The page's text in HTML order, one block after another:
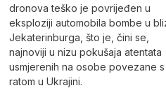
dronova teško je povrijeđen u
eksploziji automobila bombe u
Jekaterinburga, što je, čini se,
najnoviji u nizu pokušaja atentata
usmjerenih na osobe povezane s
ratom u Ukrajini.